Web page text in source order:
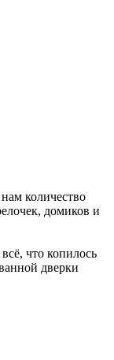
количество
домиков и
что копилось
дверки